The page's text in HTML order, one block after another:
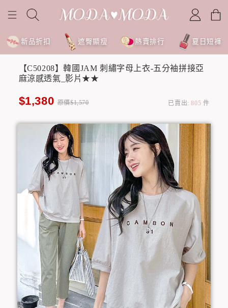
新品折扣 遮臀顯瘦 熱賣排行 夏日短褲
【C50208】韓國JAM 刺繡字母上衣-五分袖拼接亞
麻涼感透氣_影片★★
$1,380 原價$1,570 已賣出:805 件